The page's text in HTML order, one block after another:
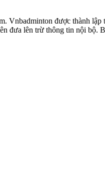
Vnbadminton được thành
đưa lên trừ thông tin nội bộ.